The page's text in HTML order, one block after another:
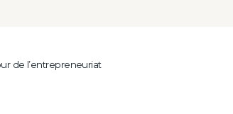
de l’entrepreneuriat